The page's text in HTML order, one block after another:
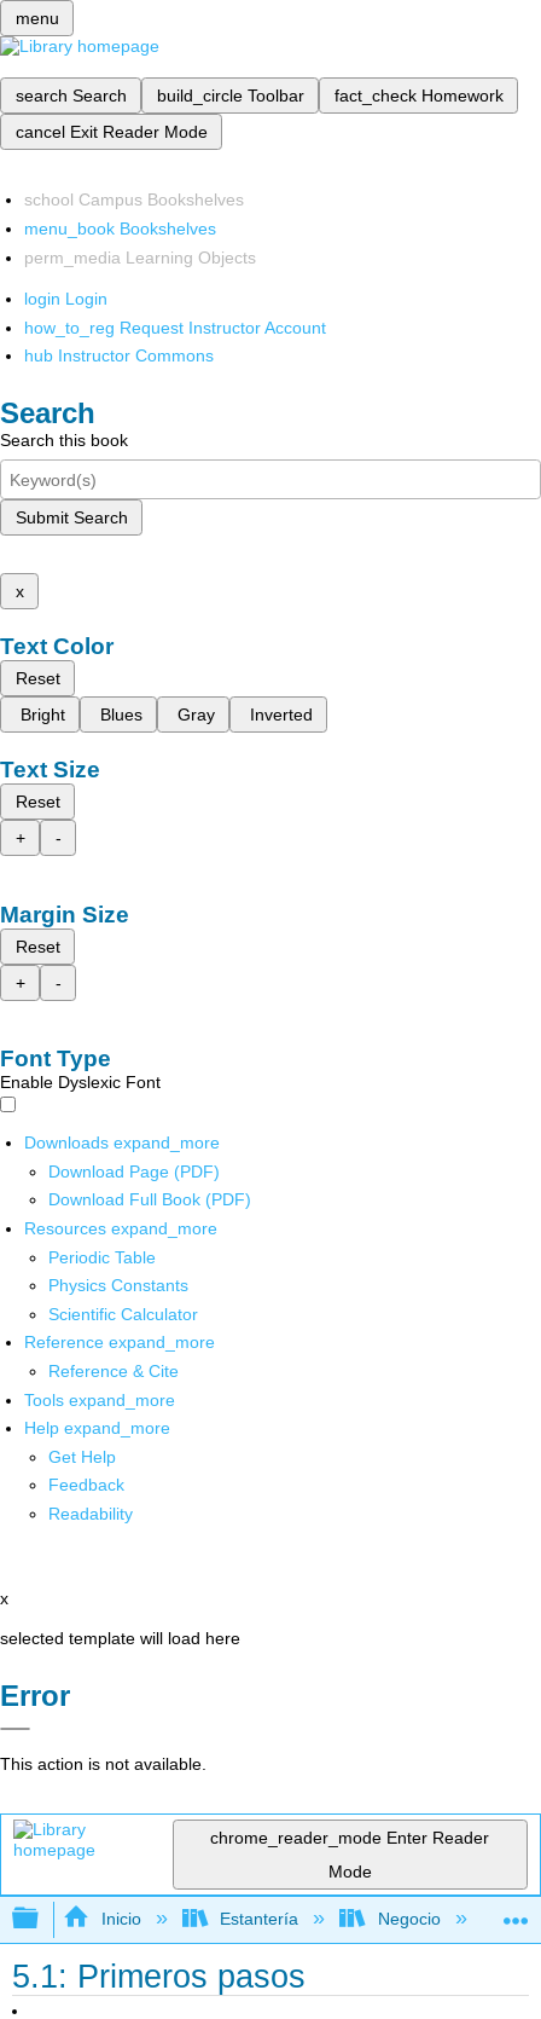
menu
search Search build_circle Toolbar fact_check Homework
cancel Exit Reader Mode
school Campus Bookshelves
menu_book Bookshelves
perm_media Learning Objects
login Login
how_to_reg Request Instructor Account
hub Instructor Commons
Search
Search this book
Submit Search
x
Text Color
Reset
Bright
Blues Gray Inverted
Text Size
Reset
+
-
Margin Size
Reset
+
-
Font Type
Enable Dyslexic Font
Downloads expand_more
Download Page (PDF)
Download Full Book (PDF)
Resources expand_more
Periodic Table
Physics Constants
Scientific Calculator
Reference expand_more
Reference & Cite
Tools expand_more
Help expand_more
Get Help
Feedback
Readability
x
selected template will load here
Error
This action is not available.
chrome_reader_mode Enter Reader
Mode
Expandir/contraer jerarquía global
Inicio Estantería Negocio
5.1: Primeros pasos